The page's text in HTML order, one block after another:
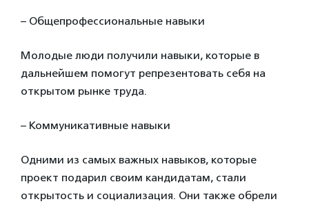
– Общепрофессиональные навыки
Молодые люди получили навыки, которые в
дальнейшем помогут репрезентовать себя на
открытом рынке труда.
– Коммуникативные навыки
Одними из самых важных навыков, которые
проект подарил своим кандидатам, стали
открытость и социализация. Они также обрели